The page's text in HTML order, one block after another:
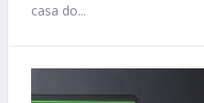
casa do...